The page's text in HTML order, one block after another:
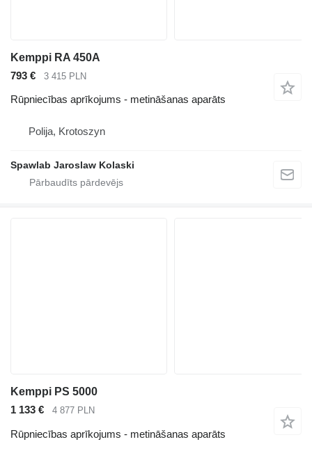
Kemppi RA 450A
793 €
3 415 PLN
Rūpniecības aprīkojums - metināšanas aparāts
Polija, Krotoszyn
Spawlab Jaroslaw Kolaski
Kemppi PS 5000
1 133 €
4 877 PLN
Rūpniecības aprīkojums - metināšanas aparāts